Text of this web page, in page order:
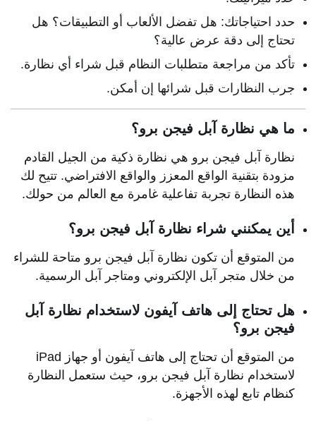
حدد احتياجاتك: هل تفضل الألعاب أو التطبيقات؟ هل
تحتاج إلى دقة عرض عالية؟
تأكد من مراجعة متطلبات النظام قبل شراء أي نظارة.
جرب النظارات قبل شرائها إن أمكن.
ما هي نظارة آبل فيجن برو؟
نظارة آبل فيجن برو هي نظارة ذكية من الجيل القادم
مزودة بتقنية الواقع المعزز والواقع الافتراضي. تتيح لك
هذه النظارة تجربة تفاعلية غامرة مع العالم من حولك.
أين يمكنني شراء نظارة آبل فيجن برو؟
من المتوقع أن تكون نظارة آبل فيجن برو متاحة للشراء
من خلال متجر آبل الإلكتروني ومتاجر آبل الرسمية.
هل تحتاج إلى هاتف آيفون لاستخدام نظارة آبل
فيجن برو؟
من المتوقع أن تحتاج إلى هاتف آيفون أو جهاز iPad
لاستخدام نظارة آبل فيجن برو، حيث ستعمل النظارة
كنظام تابع لهذه الأجهزة.